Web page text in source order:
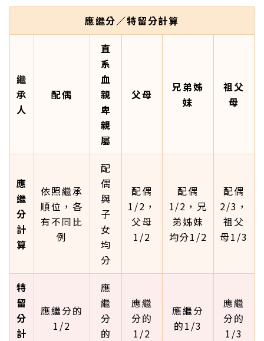
應繼分／特留分計算
繼
承
人
配偶
直
系
血
親
卑
親
屬
父母
兄弟姊
妹
祖父
母
應
繼
分
計
算
依照繼承
順位，各
有不同比
例
配
偶
與
子
女
均
分
配偶
1/2，
父母
1/2
配偶
1/2，兄
弟姊妹
均分1/2
配偶
2/3，
祖父
母1/3
特
留
分
計
應繼分的
1/2
應
繼
分
的
應繼
分的
1/2
應繼分
的1/3
應繼
分的
1/3